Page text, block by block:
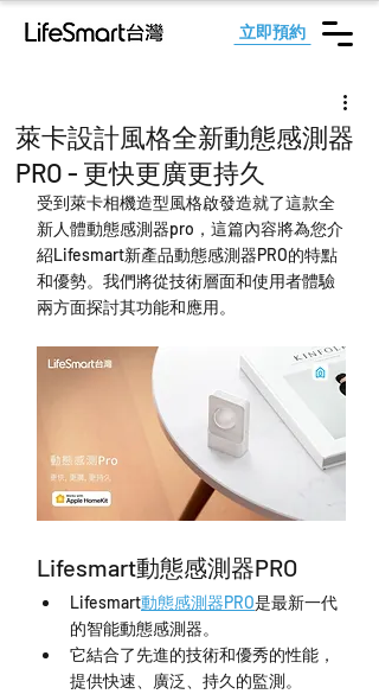
立即預約
萊卡設計風格全新動態感測器
PRO - 更快更廣更持久
受到萊卡相機造型風格啟發造就了這款全
新人體動態感測器pro，這篇內容將為您介
紹Lifesmart新產品動態感測器PRO的特點
和優勢。我們將從技術層面和使用者體驗
兩方面探討其功能和應用。
Lifesmart動態感測器PRO
Lifesmart動態感測器PRO是最新一代
的智能動態感測器。
它結合了先進的技術和優秀的性能，
提供快速、廣泛、持久的監測。